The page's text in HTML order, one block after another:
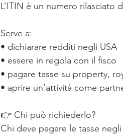
L’ITIN è un numero rilasciato
Serve a:
• dichiarare redditi negli USA
• essere in regola con il fisco
• pagare tasse su property,
• aprire un’attività come
👉 Chi può richiederlo?
Chi deve pagare le tasse